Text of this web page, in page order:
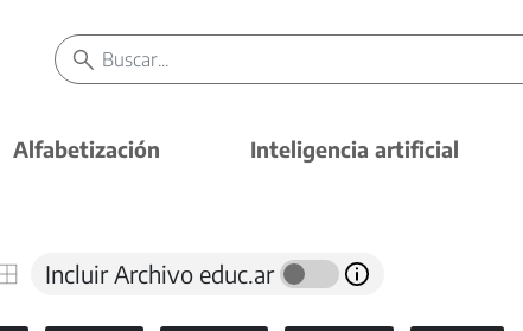
Alfabetización Inteligencia artificial
Incluir Archivo educ.ar